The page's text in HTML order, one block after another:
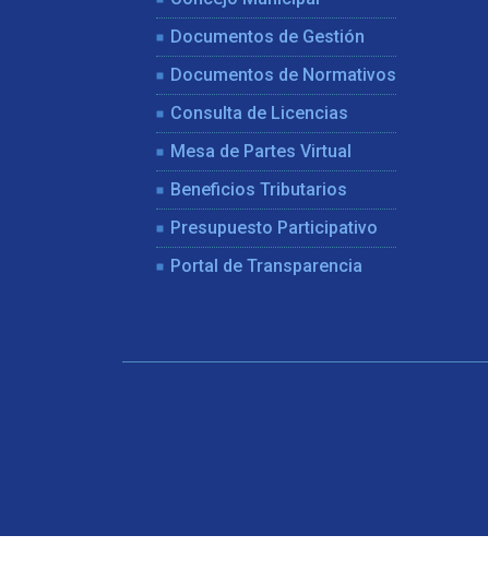
Documentos de Gestión
Documentos de Normativos
Consulta de Licencias
Mesa de Partes Virtual
Beneficios Tributarios
Presupuesto Participativo
Portal de Transparencia